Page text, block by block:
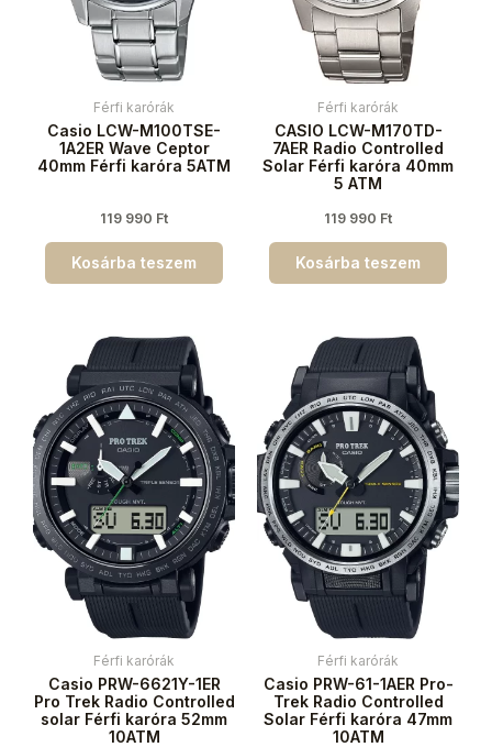
Férfi karórák
Casio LCW-M100TSE-
1A2ER Wave Ceptor
40mm Férfi karóra 5ATM
119 990 Ft
Kosárba teszem
Férfi karórák
CASIO LCW-M170TD-
7AER Radio Controlled
Solar Férfi karóra 40mm
5 ATM
119 990 Ft
Kosárba teszem
Férfi karórák
Casio PRW-6621Y-1ER
Pro Trek Radio Controlled
solar Férfi karóra 52mm
10ATM
Férfi karórák
Casio PRW-61-1AER Pro-
Trek Radio Controlled
Solar Férfi karóra 47mm
10ATM